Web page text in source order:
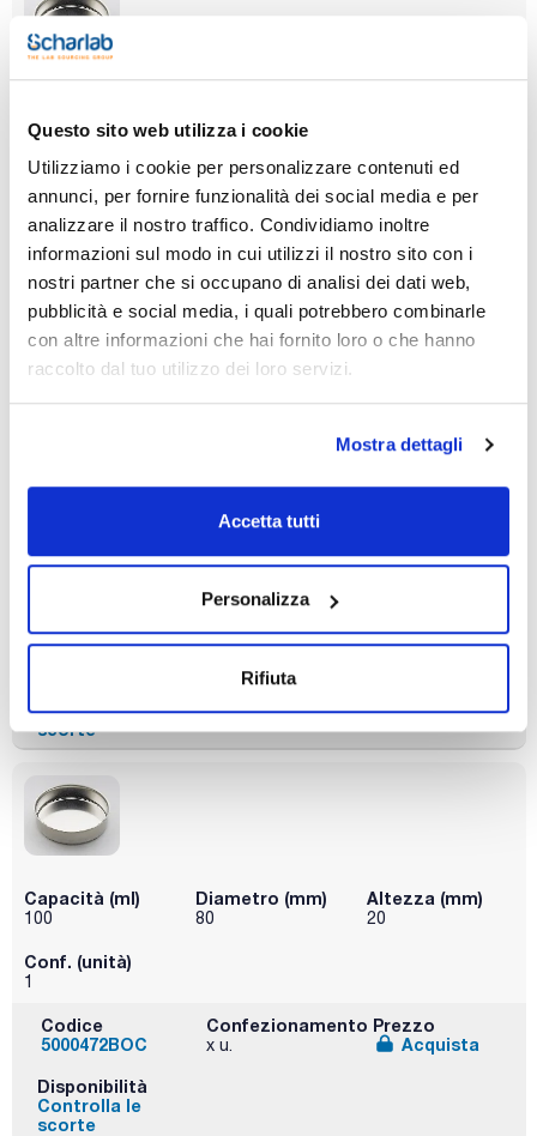
Questo sito web utilizza i cookie
Utilizziamo i cookie per personalizzare contenuti ed
annunci, per fornire funzionalità dei social media e per
analizzare il nostro traffico. Condividiamo inoltre
informazioni sul modo in cui utilizzi il nostro sito con i
nostri partner che si occupano di analisi dei dati web,
pubblicità e social media, i quali potrebbero combinarle
con altre informazioni che hai fornito loro o che hanno
raccolto dal tuo utilizzo dei loro servizi.
Mostra dettagli
Accetta tutti
Personalizza
Rifiuta
50 60
Conf. (unità)
1
Codice
5000470BOC
Confezionamento
x u.
Prezzo
Acquista
Disponibilità
Controlla le
scorte
Conf. (unità)
Codice
5000471BOC
Confezionamento
x u.
Prezzo
Acquista
Controlla le
scorte
Capacità (ml)
100
Diametro (mm)
80
Altezza (mm)
20
Conf. (unità)
1
Codice
5000472BOC
Confezionamento
x u.
Prezzo
Acquista
Disponibilità
Controlla le
scorte